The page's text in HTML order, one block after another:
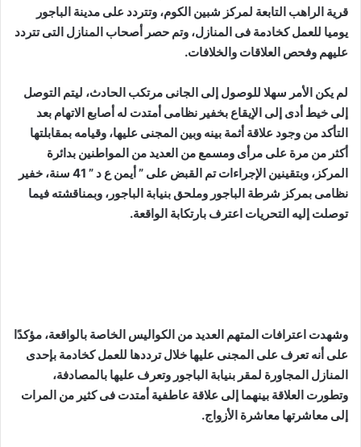
قرية الراهب التابعة لمركز شبين الكوم، وتتردد على مدينة الباجور
يوميا للعمل كخادمة فى المنازل، وتم حصر أصحاب المنازل التى تتردد
عليهم وفحص العلاقات والخلافات.
لم يكن الأمر سهلا للوصول إلى الجانى مرتكب الحادث، ليتم التوصل
إلى خيط أدى إلى الإيقاع بخفير نظامى أمتدت له أصابع الاتهام بعد
التأكد من وجود علاقة أثمة بينه وبين المجنى عليها، وقيامه بمقابلتها
أكثر من مرة على مرأى ومسمع من العديد من المواطنين بدائرة
المركز، وبتقينين الإجراءات تم القبض على ” أيمن ع د ” 41 سنة، خفير
نظامى بمركز شرطة الباجور وملحق بنيابة الباجور، وبمناقشته فيما
توصلت إليه التحريات اعترف بارتكابة الواقعة.
وشهدت اعترافات المتهم العديد من الكواليس الخاصة بالواقعة، مؤكدًا
على أنه تعرف على المجنى عليها خلال ترددها للعمل كخادمة بإحدى
المنازل المجاورة لمقر بنيابة الباجور وتعرف عليها بالمصادفة،
وتطورت العلاقة بينهما إلى علاقة عاطفية أمتدت فى كثير من المرات
إلى معاشرتها معاشرة الأزواج.